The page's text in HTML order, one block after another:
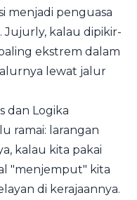
menjadi penguasa
Jujurly, kalau dipikir-
ekstrem dalam
lewat jalur
dan Logika
ramai: larangan
kalau kita pakai
"menjemput" kita
di kerajaannya.